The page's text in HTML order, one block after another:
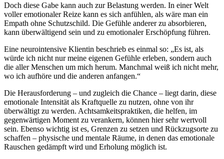
Doch diese Gabe kann auch zur Belastung werden. In einer Welt
voller emotionaler Reize kann es sich anfühlen, als wäre man ein
Empath ohne Schutzschild. Die Gefühle anderer zu absorbieren,
kann überwältigend sein und zu emotionaler Erschöpfung führen.
Eine neurointensive Klientin beschrieb es einmal so: „Es ist, als
würde ich nicht nur meine eigenen Gefühle erleben, sondern auch
die aller Menschen um mich herum. Manchmal weiß ich nicht mehr,
wo ich aufhöre und die anderen anfangen.“
Die Herausforderung – und zugleich die Chance – liegt darin, diese
emotionale Intensität als Kraftquelle zu nutzen, ohne von ihr
überwältigt zu werden. Achtsamkeitspraktiken, die helfen, im
gegenwärtigen Moment zu verankern, können hier sehr wertvoll
sein. Ebenso wichtig ist es, Grenzen zu setzen und Rückzugsorte zu
schaffen – physische und mentale Räume, in denen das emotionale
Rauschen gedämpft wird und Erholung möglich ist.